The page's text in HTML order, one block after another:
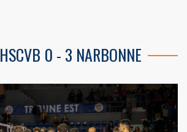
0 - 3 NARBONNE